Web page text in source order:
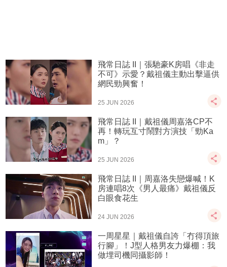
飛常日誌 II｜張馳豪K房唱《非走
不可》示愛？戴祖儀主動出擊逼供
網民勁興奮！
25 JUN 2026
飛常日誌 II｜戴祖儀周嘉洛CP不
再！轉玩互寸鬧對方演技「勁Ka
m」？
25 JUN 2026
飛常日誌 II｜周嘉洛失戀爆喊！K
房連唱8次《男人最痛》戴祖儀反
白眼食花生
24 JUN 2026
一周星星｜戴祖儀自誇「冇得頂旅
行腳」！J型人格男友力爆棚：我
做埋司機同攝影師！